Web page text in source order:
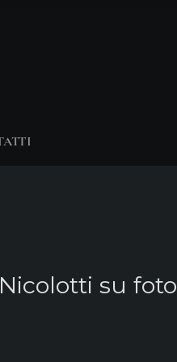
su foto